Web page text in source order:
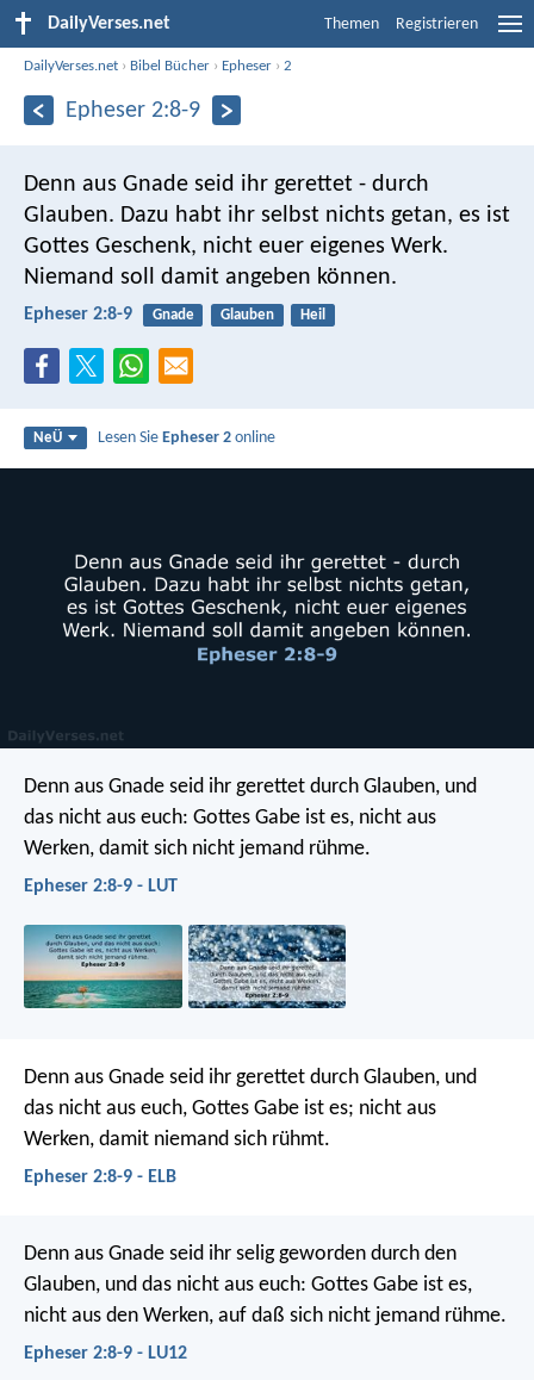
DailyVerses.net Themen Registrieren
DailyVerses.net › Bibel Bücher › Epheser ›2
Epheser 2:8-9
Denn aus Gnade seid ihr gerettet - durch
Glauben. Dazu habt ihr selbst nichts getan, es ist
Gottes Geschenk, nicht euer eigenes Werk.
Niemand soll damit angeben können.
Epheser 2:8-9 Gnade Glauben Heil
NeÜ Lesen SieEpheser 2 online
Denn aus Gnade seid ihr gerettet durch Glauben, und
das nicht aus euch: Gottes Gabe ist es, nicht aus
Werken, damit sich nicht jemand rühme.
Epheser 2:8-9 - LUT
Denn aus Gnade seid ihr gerettet durch Glauben, und
das nicht aus euch, Gottes Gabe ist es; nicht aus
Werken, damit niemand sich rühmt.
Epheser 2:8-9 - ELB
Denn aus Gnade seid ihr selig geworden durch den
Glauben, und das nicht aus euch: Gottes Gabe ist es,
nicht aus den Werken, auf daß sich nicht jemand rühme.
Epheser 2:8-9 - LU12